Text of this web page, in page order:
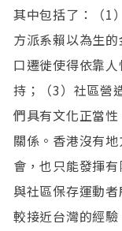
其中包括了：（1
方派系賴以為生
口遷徙使得依靠
持；（3）社區營
們具有文化正當
關係。香港沒有
會，也只能發揮
與社區保存運動
較接近台灣的經